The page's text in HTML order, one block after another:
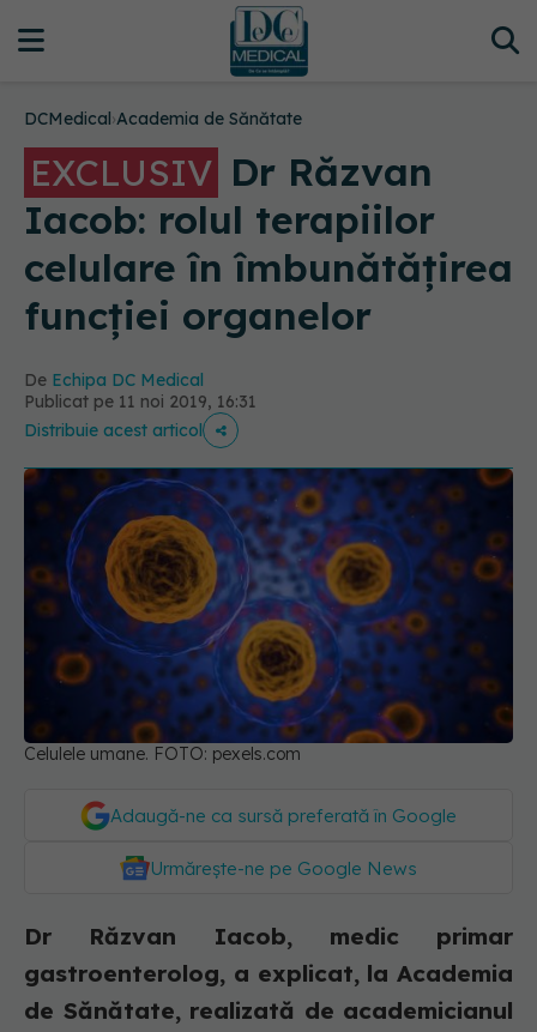
DCMedical›Academia de Sănătate
EXCLUSIV Dr Răzvan
Iacob: rolul terapiilor
celulare în îmbunătățirea
funcției organelor
De Echipa DC Medical
Publicat pe 11 noi 2019, 16:31
Distribuie acest articol
Celulele umane. FOTO: pexels.com
Adaugă-ne ca sursă preferată în Google
Urmărește-ne pe Google News
Dr Răzvan Iacob, medic primar
gastroenterolog, a explicat, la Academia
de Sănătate, realizată de academicianul